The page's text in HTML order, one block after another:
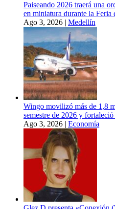
Paiseando 2026 traerá una
en miniatura durante la Feria
Ago 3, 2026 | Medellín
Wingo movilizó más de 1,8
semestre de 2026 y
Ago 3, 2026 | Economía